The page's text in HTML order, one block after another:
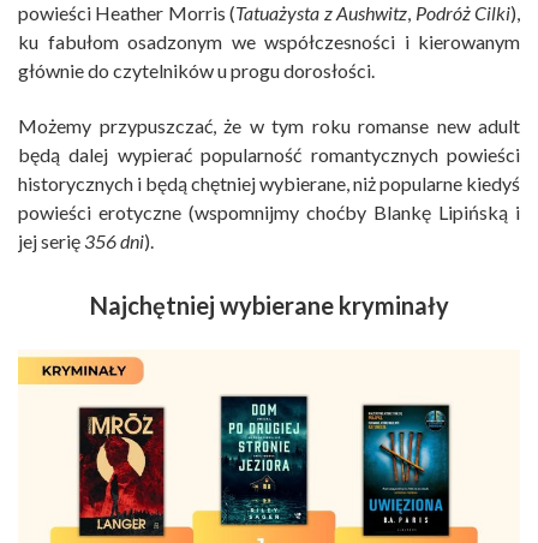
powieści Heather Morris (Tatuażysta z Aushwitz, Podróż Cilki),
ku fabułom osadzonym we współczesności i kierowanym
głównie do czytelników u progu dorosłości.
Możemy przypuszczać, że w tym roku romanse new adult
będą dalej wypierać popularność romantycznych powieści
historycznych i będą chętniej wybierane, niż popularne kiedyś
powieści erotyczne (wspomnijmy choćby Blankę Lipińską i
jej serię 356 dni).
Najchętniej wybierane kryminały